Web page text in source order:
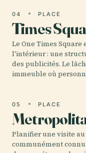
04 PLACE
Times
Le One Times
l'intérieur : une
des publicités. Le
immeuble où
05 PLACE
Planifier une visite
communément